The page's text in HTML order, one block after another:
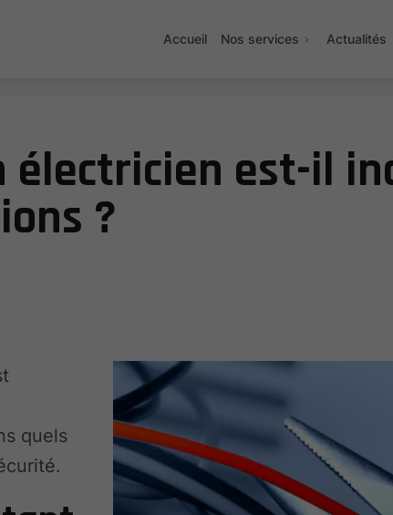
Accueil Nos services Actualités
électricien est-il
?
quels